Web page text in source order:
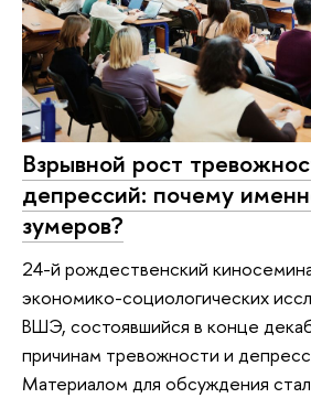
Взрывной рост
депрессий: почему
зумеров?
24-й рождественский
экономико-социологических
ВШЭ, состоявшийся в конце
причинам тревожности и
Материалом для обсуждения